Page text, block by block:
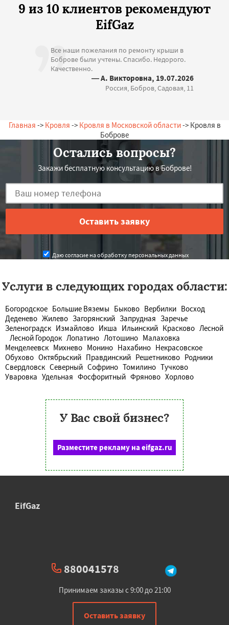
9 из 10 клиентов рекомендуют
EifGaz
Все наши пожелания по ремонту крыши в
Боброве были учтены. Спасибо. Недорого.
Качественно.
— А. Викторовна, 19.07.2026
Россия, Бобров, Садовая, 11
Главная -> Кровля -> Кровля в Московской области-> Кровля в
Боброве
Остались вопросы?
Закажи бесплатную консультацию в Боброве!
Даю согласие на обработку персональных данных
Услуги в следующих городах области:
Богородское Большие Вяземы Быково Вербилки Восход
Деденево Жилево Загорянский Запрудная Заречье
Зеленоградск Измайлово Икша Ильинский Красково Лесной
Лесной Городок Лопатино Лотошино Малаховка
Менделеевск Михнево Монино Нахабино Некрасовское
Обухово Октябрьский Правдинский Решетниково Родники
Свердловск Северный Софрино Томилино Тучково
Уваровка Удельная Фосфоритный Фряново Хорлово
У Вас свой бизнес?
Разместите рекламу на eifgaz.ru
EifGaz
880041578
Принимаем заказы с 9:00 до 21:00
Оставить заявку